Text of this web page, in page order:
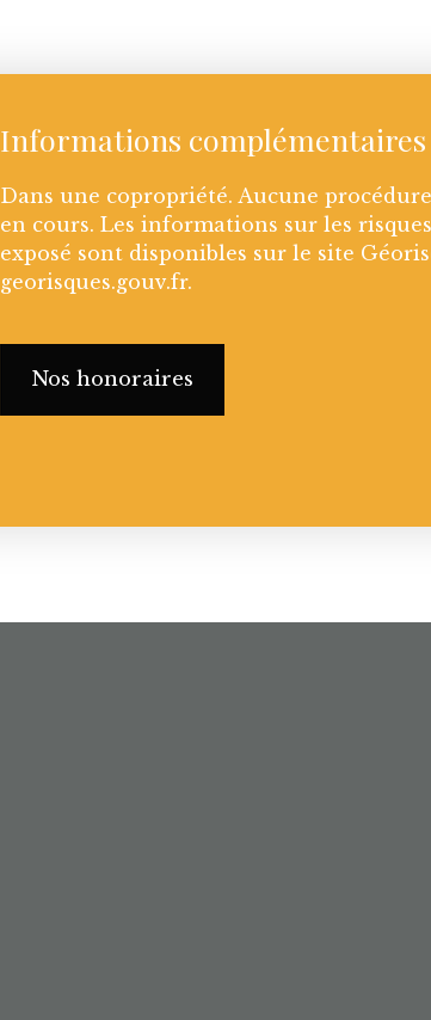
Informations complémentaires
Dans une copropriété. Aucune
en cours. Les informations sur les
exposé sont disponibles sur le site
georisques.gouv.fr.
Nos honoraires